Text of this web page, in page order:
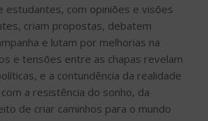
estudantes, com opiniões e visões
criam propostas, debatem
e lutam por melhorias na
e tensões entre as chapas revelam
e a contundência da realidade
a resistência do sonho, da
de criar caminhos para o mundo